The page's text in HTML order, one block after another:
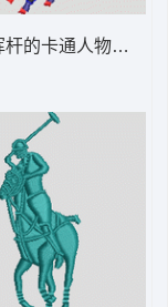
骑马
杆的卡通人物 保罗